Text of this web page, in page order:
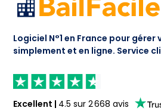
Logiciel N°1 en France pour
simplement et en ligne. Service
Excellent | 4.5 sur2 668 avis